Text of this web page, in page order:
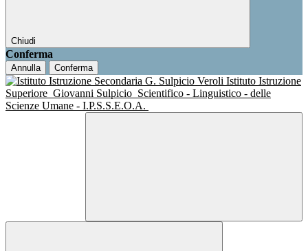
Chiudi
Conferma
Annulla Conferma
Istituto Istruzione
Superiore Giovanni Sulpicio Scientifico - Linguistico - delle
Scienze Umane - I.P.S.S.E.O.A.